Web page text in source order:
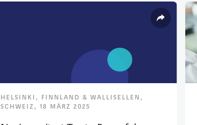
HELSINKI, FINNLAND & WALLISELLEN,
SCHWEIZ, 18 MÄRZ 2025